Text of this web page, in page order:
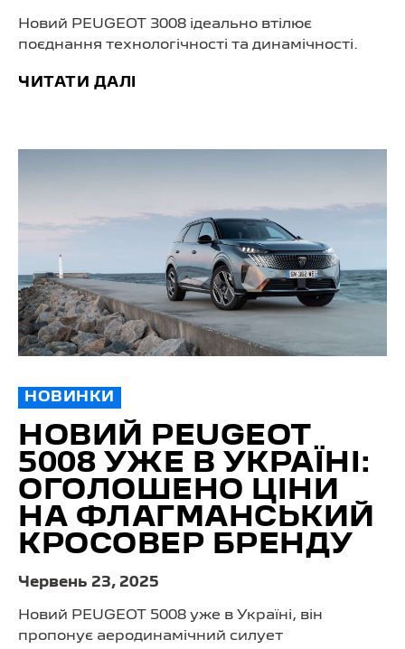
Новий PEUGEOT 3008 ідеально втілює
поєднання технологічності та динамічності.
ЧИТАТИ ДАЛІ
НОВИНКИ
НОВИЙ PEUGEOT
5008 УЖЕ В УКРАЇНІ:
ОГОЛОШЕНО ЦІНИ
НА ФЛАГМАНСЬКИЙ
КРОСОВЕР БРЕНДУ
Червень 23, 2025
Новий PEUGEOT 5008 уже в Україні, він
пропонує аеродинамічний силует